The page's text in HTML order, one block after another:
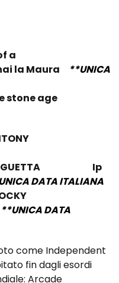
a
la Maura
**UNICA
stone age
Ip
DATA ITALIANA
ROCKY
**UNICA DATA
come Independent
fin dagli esordi
Arcade